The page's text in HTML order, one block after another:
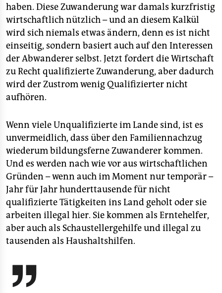
haben. Diese Zuwanderung war damals kurzfristig
wirtschaftlich nützlich – und an diesem Kalkül
wird sich niemals etwas ändern, denn es ist nicht
einseitig, sondern basiert auch auf den Interessen
der Abwanderer selbst. Jetzt fordert die Wirtschaft
zu Recht qualifizierte Zuwanderung, aber dadurch
wird der Zustrom wenig Qualifizierter nicht
aufhören.
Wenn viele Unqualifizierte im Lande sind, ist es
unvermeidlich, dass über den Familiennachzug
wiederum bildungsferne Zuwanderer kommen.
Und es werden nach wie vor aus wirtschaftlichen
Gründen – wenn auch im Moment nur temporär –
Jahr für Jahr hunderttausende für nicht
qualifizierte Tätigkeiten ins Land geholt oder sie
arbeiten illegal hier. Sie kommen als Erntehelfer,
aber auch als Schaustellergehilfe und illegal zu
tausenden als Haushaltshilfen.
